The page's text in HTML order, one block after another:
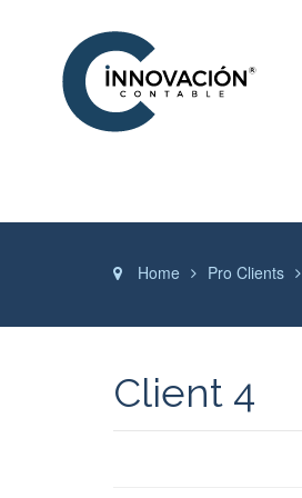
Home Pro Clients
Client 4